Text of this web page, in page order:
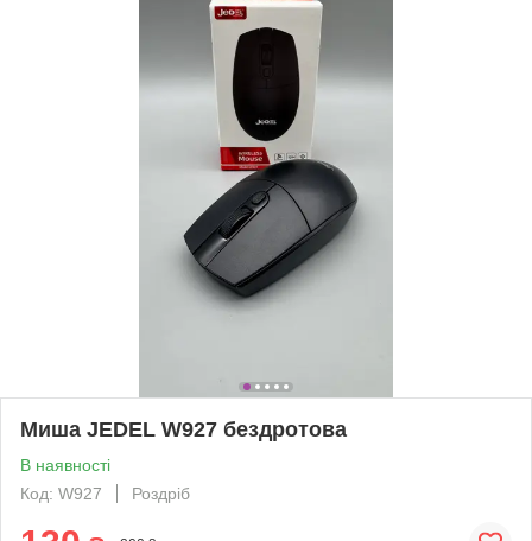
Миша JEDEL W927 бездротова
В наявності
Код: W927
Роздріб